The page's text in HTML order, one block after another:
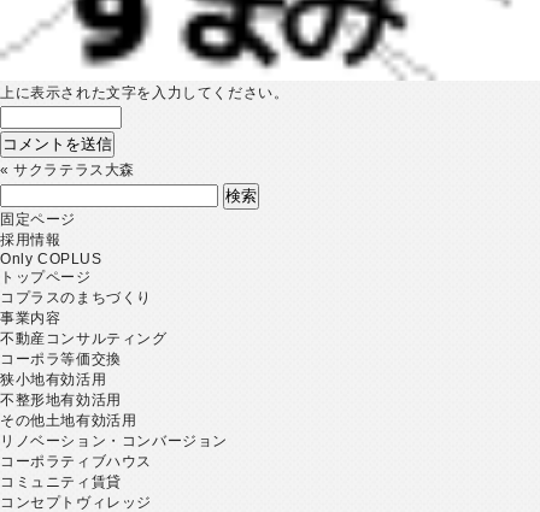
上に表示された文字を入力してください。
«サクラテラス大森
索:
固定ページ
採用情報
Only COPLUS
トップページ
コプラスのまちづくり
事業内容
不動産コンサルティング
コーポラ等価交換
狭小地有効活用
不整形地有効活用
その他土地有効活用
リノベーション・コンバージョン
コーポラティブハウス
コミュニティ賃貸
コンセプトヴィレッジ